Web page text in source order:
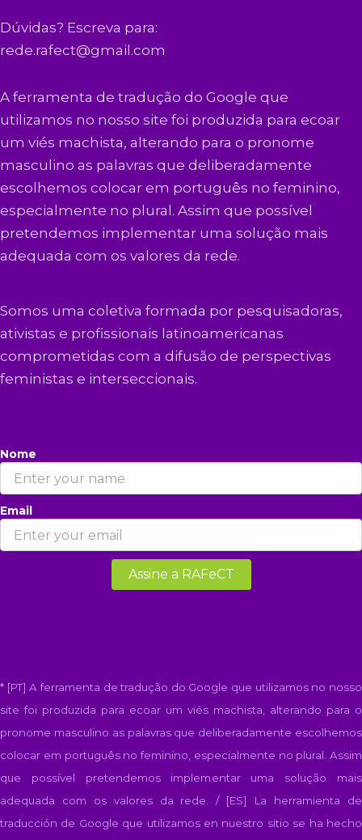
Dúvidas? Escreva para:
rede.rafect@gmail.com
A ferramenta de tradução do Google que
utilizamos no nosso site foi produzida para ecoar
um viés machista, alterando para o pronome
masculino as palavras que deliberadamente
escolhemos colocar em português no feminino,
especialmente no plural. Assim que possível
pretendemos implementar uma solução mais
adequada com os valores da rede.
Somos uma coletiva formada por pesquisadoras,
ativistas e profissionais latinoamericanas
comprometidas com a difusão de perspectivas
feministas e interseccionais.
Nome
Email
* [PT] A ferramenta de tradução do Google que utilizamos no nosso
site foi produzida para ecoar um viés machista, alterando para o
pronome masculino as palavras que deliberadamente escolhemos
colocar em português no feminino, especialmente no plural. Assim
que possível pretendemos implementar uma solução mais
adequada com os valores da rede. / [ES]
La herramienta de
traducción de Google que utilizamos en nuestro sitio se ha hecho